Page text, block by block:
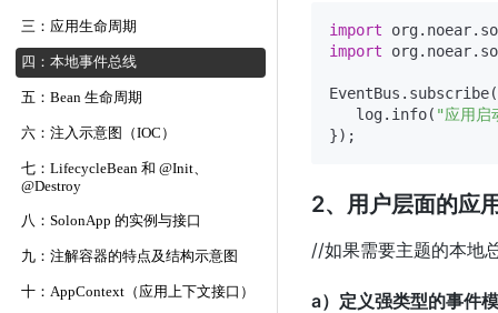
三：应用生命周期
四：本地事件总线
五：Bean 生命周期
六：注入示意图（IOC）
七：LifecycleBean 和 @Init、
@Destroy
八：SolonApp 的实例与接口
九：注解容器的特点及结构示意图
十：AppContext（应用上下文接口）
import
import
   log.info(
"应用启
2、用户层面的应
//如果需要主题的本地
a）定义强类型的事件